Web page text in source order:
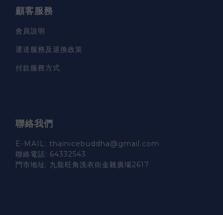
顧客服務
會員說明
運送服務及退換政策
付款服務方式
聯絡我們
E-MAIL: thainicebuddha@gmail.com
聯絡電話: 64332543
門市地址: 九龍旺角洗衣街金雞廣場2617